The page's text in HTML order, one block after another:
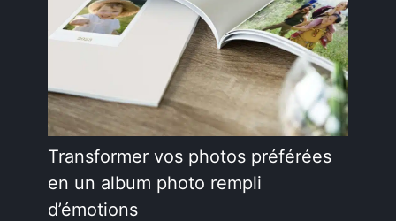
Transformer vos photos préférées
en un album photo rempli
d’émotions